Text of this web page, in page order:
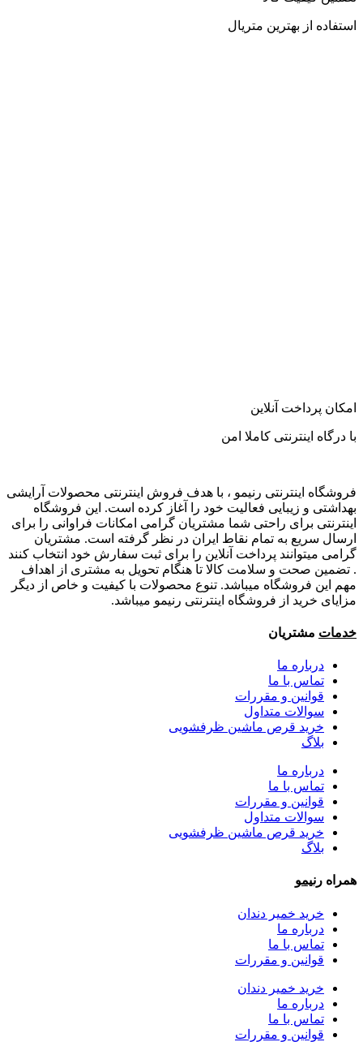
استفاده از بهترین متریال
امکان پرداخت آنلاین
با درگاه اینترنتی کاملا امن
فروشگاه اینترنتی رنیمو ، با هدف فروش اینترنتی محصولات آرایشی
بهداشتی و زیبایی فعالیت خود را آغاز کرده است. این فروشگاه
اینترنتی برای راحتی شما مشتریان گرامی امکانات فراوانی را برای
ارسال سریع به تمام نقاط ایران در نظر گرفته است. مشتریان
گرامی میتوانند پرداخت آنلاین را برای ثبت سفارش خود انتخاب کنند
. تضمین صحت و سلامت کالا تا هنگام تحویل به مشتری از اهداف
مهم این فروشگاه میباشد. تنوع محصولات با کیفیت و خاص از دیگر
مزایای خرید از فروشگاه اینترنتی رنیمو میباشد.
خدمات مشتریان
درباره ما
تماس با ما
قوانین و مقررات
سوالات متداول
خرید قرص ماشین ظرفشویی
بلاگ
درباره ما
تماس با ما
قوانین و مقررات
سوالات متداول
خرید قرص ماشین ظرفشویی
بلاگ
همراه رنیمو
خرید خمیر دندان
درباره ما
تماس با ما
قوانین و مقررات
خرید خمیر دندان
درباره ما
تماس با ما
قوانین و مقررات